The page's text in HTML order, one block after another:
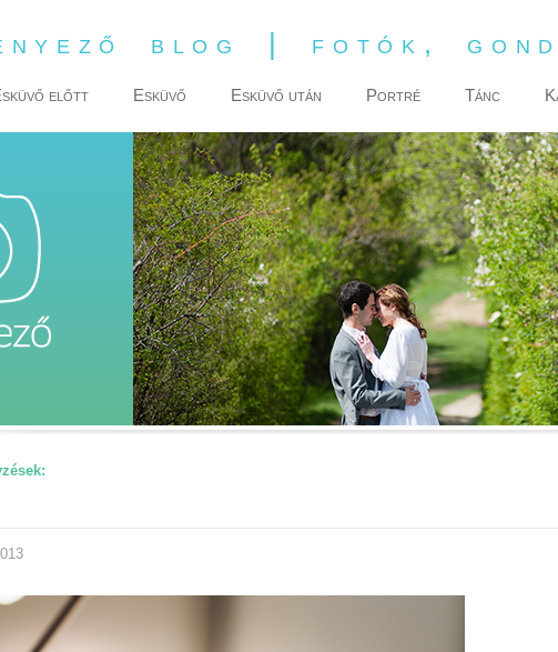
blog | fotók,
előtt Esküvő Esküvő után Portré Tánc